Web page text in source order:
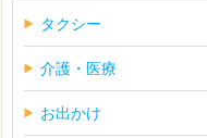
タクシー
介護・医療
お出かけ